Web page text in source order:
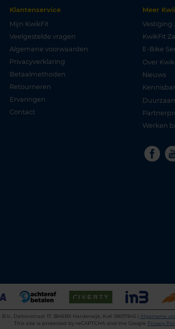
Klantenservice
Mijn KwikFit
Veelgestelde vragen
Algemene voorwaarden
Privacyverklaring
Betaalmethoden
Retourneren
Ervaringen
Contact
Meer
Vestiging
KwikFit
E-Bike
Over
Nieuws
Werken
Daltonstraat 17, 3846BX Harderwijk, KvK 08017845 | Algemene
This site is protected by reCAPTCHA and the Google Privacy